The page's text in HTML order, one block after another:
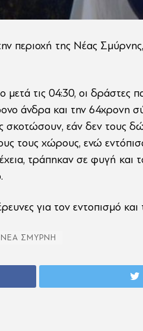
περιοχή της Νέας
τις 04:30, οι δράστες
άνδρα και την 64χρονη
σκοτώσουν, εάν δεν τους
τους χώρους, ενώ
τράπηκαν σε φυγή και
για τον εντοπισμό
ΝΕΑ ΣΜΥΡΝΗ